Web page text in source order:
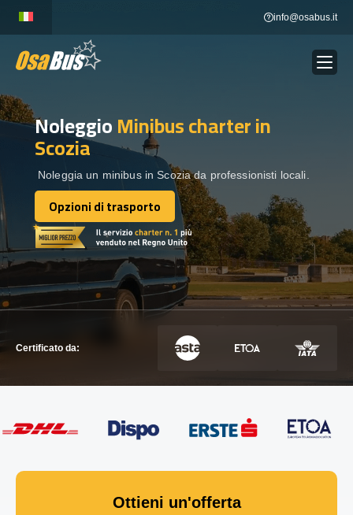
content
info@osabus.it
NOLEGGIO AUTOBUS Show dropdown
DESTINAZIONI
FLOTTA
METTITI IN CONTATTO
METTITI IN CONTATTO
NoleggioMinibus charterin
Scozia
Noleggia un minibus in Scozia da professionisti locali.
Opzioni di trasporto
Opzioni di trasporto
Certificato da:
Ottieni un'offerta